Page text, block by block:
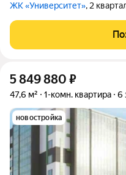
ЖК «Университет», 2
5 849 880 ₽
47,6 м² 1-комн. квартира 6
новостройка